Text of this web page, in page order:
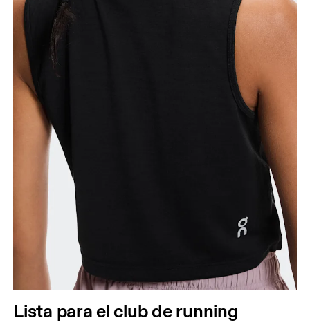
Lista para el club de running